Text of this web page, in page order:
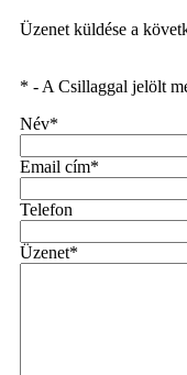
Üzenet küldése a
* - A Csillaggal jelölt
Név*
Email cím*
Telefon
Üzenet*